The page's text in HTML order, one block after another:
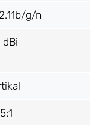
g/n
dBi